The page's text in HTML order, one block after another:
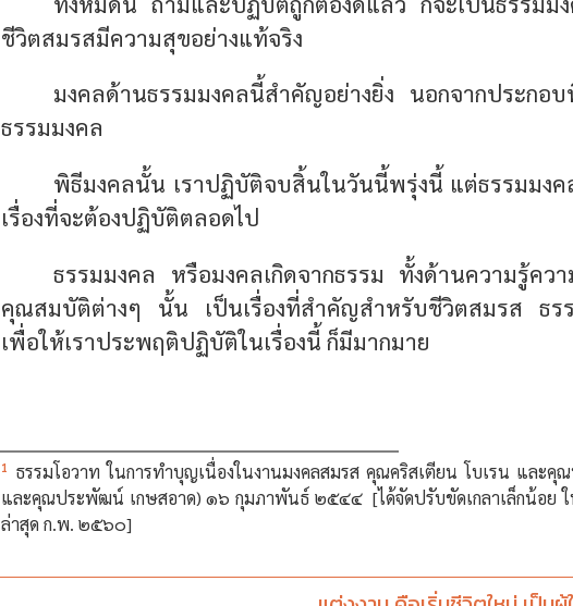
ชีวิตสมรสมีความสุขอย่างแท้จริง
มงคลด้านธรรมมงคลนี้สำคัญอย่างยิ่ง นอกจากประกอบ
ธรรมมงคล
พิธีมงคลนั้น เราปฏิบัติจบสิ้นในวันนี้พรุ่งนี้ แต่ธรรมมงค
เรื่องที่จะต้องปฏิบัติตลอดไป
ธรรมมงคล หรือมงคลเกิดจากธรรม ทั้งด้านความรู้คว
คุณสมบัติต่างๆ นั้น เป็นเรื่องที่สำคัญสำหรับชีวิตสมรส ธรร
เพื่อให้เราประพฤติปฏิบัติในเรื่องนี้ ก็มีมากมาย
1 ธรรมโอวาท ในการทำบุญเนื่องในงานมงคลสมรส คุณคริสเตียน โบเรน และ
และคุณประพัฒน์ เกษสอาด) ๑๖ กุมภาพันธ์ ๒๕๔๔ [ได้จัดปรับขัดเกลาเล็กน้อย
ล่าสุด ก.พ. ๒๕๖๐]